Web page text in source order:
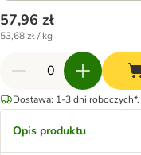
57,96 zł
53,68 zł / kg
Dostawa: 1-3 dni roboczych*.
Opis produktu